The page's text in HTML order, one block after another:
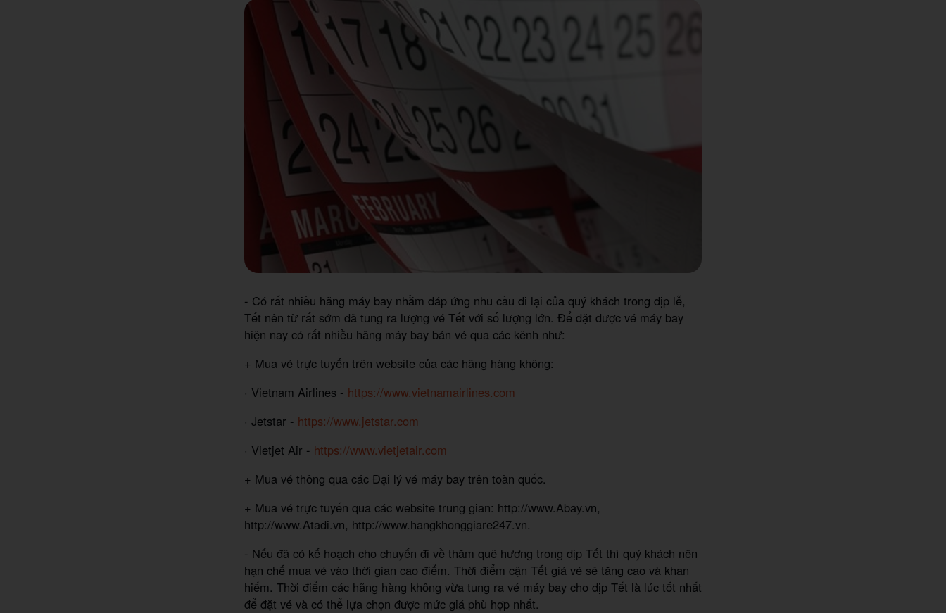
- Có rất nhiều hãng máy bay nhằm đáp ứng nhu cầu đi lại của quý khách trong dịp lễ,
Tết nên từ rất sớm đã tung ra lượng vé Tết với số lượng lớn. Để đặt được vé máy bay
hiện nay có rất nhiều hãng máy bay bán vé qua các kênh như:
+ Mua vé trực tuyến trên website của các hãng hàng không:
· Vietnam Airlines - https://www.vietnamairlines.com
· Jetstar - https://www.jetstar.com
· Vietjet Air - https://www.vietjetair.com
+ Mua vé thông qua các Đại lý vé máy bay trên toàn quốc.
+ Mua vé trực tuyến qua các website trung gian: http://www.Abay.vn,
http://www.Atadi.vn, http://www.hangkhonggiare247.vn.
- Nếu đã có kế hoạch cho chuyến đi về thăm quê hương trong dịp Tết thì quý khách nên
hạn chế mua vé vào thời gian cao điểm. Thời điểm cận Tết giá vé sẽ tăng cao và khan
hiếm. Thời điểm các hãng hàng không vừa tung ra vé máy bay cho dịp Tết là lúc tốt nhất
để đặt vé và có thể lựa chọn được mức giá phù hợp nhất.